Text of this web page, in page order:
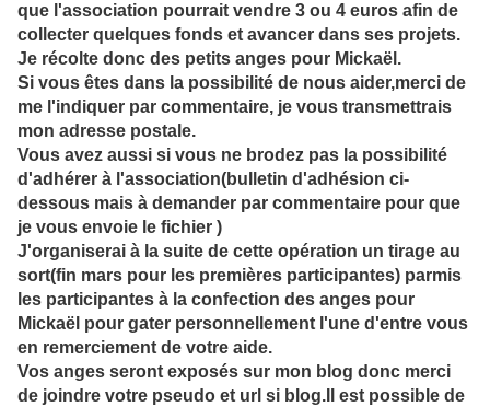
que l'association pourrait vendre 3 ou 4 euros afin de
collecter quelques fonds et avancer dans ses projets.
Je récolte donc des petits anges pour Mickaël.
Si vous êtes dans la possibilité de nous aider,merci de
me l'indiquer par commentaire, je vous transmettrais
mon adresse postale.
Vous avez aussi si vous ne brodez pas la possibilité
d'adhérer à l'association(bulletin d'adhésion ci-
dessous mais à demander par commentaire pour que
je vous envoie le fichier )
J'organiserai à la suite de cette opération un tirage au
sort(fin mars pour les premières participantes) parmis
les participantes à la confection des anges pour
Mickaël pour gater personnellement l'une d'entre vous
en remerciement de votre aide.
Vos anges seront exposés sur mon blog donc merci
de joindre votre pseudo et url si blog.Il est possible de